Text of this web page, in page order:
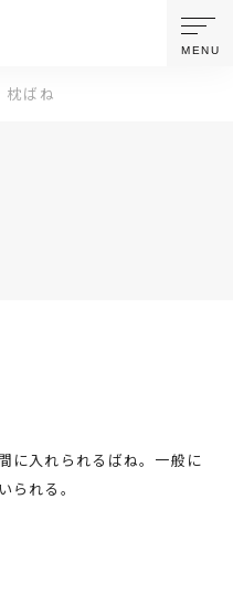
MENU
枕ばね
に入れられるばね。一般に
られる。